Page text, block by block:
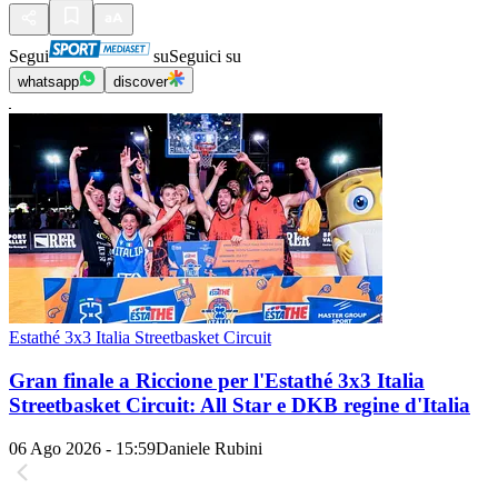
Segui suSeguici su
whatsapp discover
Estathé 3x3 Italia Streetbasket Circuit
Gran finale a Riccione per l'Estathé 3x3 Italia
Streetbasket Circuit: All Star e DKB regine d'Italia
06 Ago 2026 - 15:59Daniele Rubini